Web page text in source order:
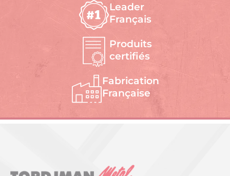
Leader
Français
Produits
certifiés
Fabrication
Française